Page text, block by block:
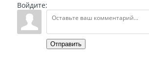
Войдите:
Отправить